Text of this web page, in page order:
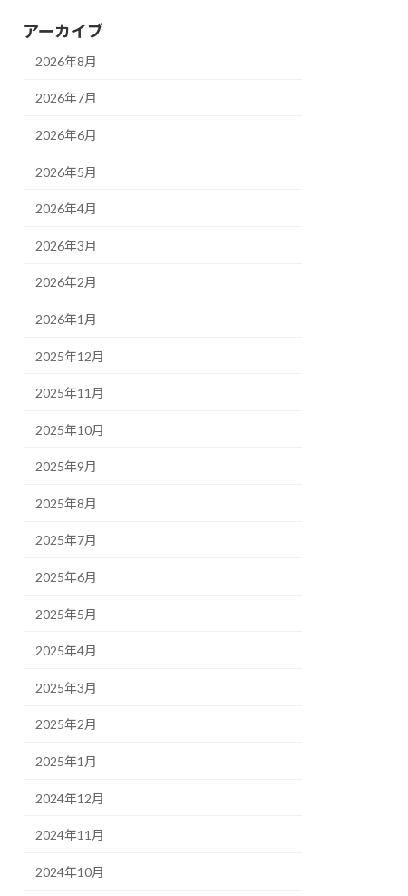
アーカイブ
2026年8月
2026年7月
2026年6月
2026年5月
2026年4月
2026年3月
2026年2月
2026年1月
2025年12月
2025年11月
2025年10月
2025年9月
2025年8月
2025年7月
2025年6月
2025年5月
2025年4月
2025年3月
2025年2月
2025年1月
2024年12月
2024年11月
2024年10月